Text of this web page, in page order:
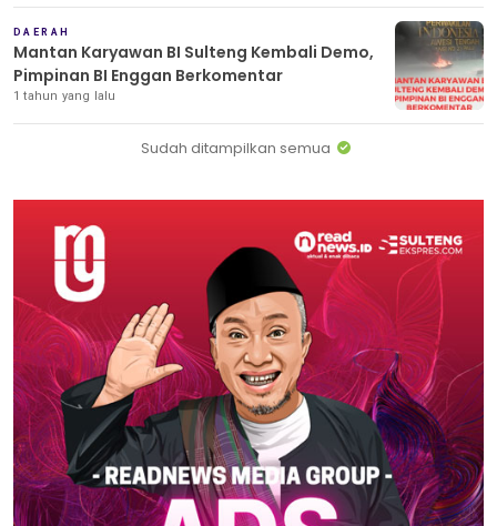
DAERAH
Mantan Karyawan BI Sulteng Kembali Demo,
Pimpinan BI Enggan Berkomentar
1 tahun yang lalu
Sudah ditampilkan semua